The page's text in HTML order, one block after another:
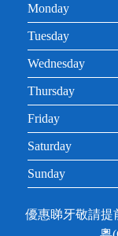
Monday
Tuesday
Wednesday
Thursday
Friday
Saturday
Sunday
優惠睇牙敬請提